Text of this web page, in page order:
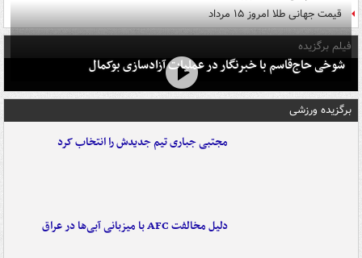
قیمت جهانی طلا امروز ۱۵ مرداد
فیلم برگزیده
شوخی حاج‌قاسم با خبرنگار در عملیات آزادسازی بوکمال
برگزیده ورزشی
مجتبی جباری تیم جدیدش را انتخاب کرد
دلیل مخالفت AFC با میزبانی آبی‌ها در عراق